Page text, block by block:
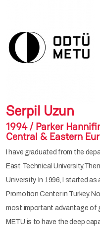
Serpil Uzun
1994 / Parker
Central & Eastern
I have graduated from the
East Technical
University. In 1996, I started
Promotion Center in Turkey.
most important advantage of
METU is to have the deep